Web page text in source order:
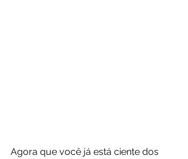
Agora que você já está ciente dos